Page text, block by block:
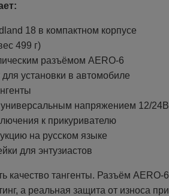
18 в компактном корпусе
499 г)
разъёмом AERO-6
установки в автомобиле
универсальным напряжением 12/24В
к прикуривателю
на русском языке
для энтузиастов
качество тангенты. Разъём
а реальная защита от износа